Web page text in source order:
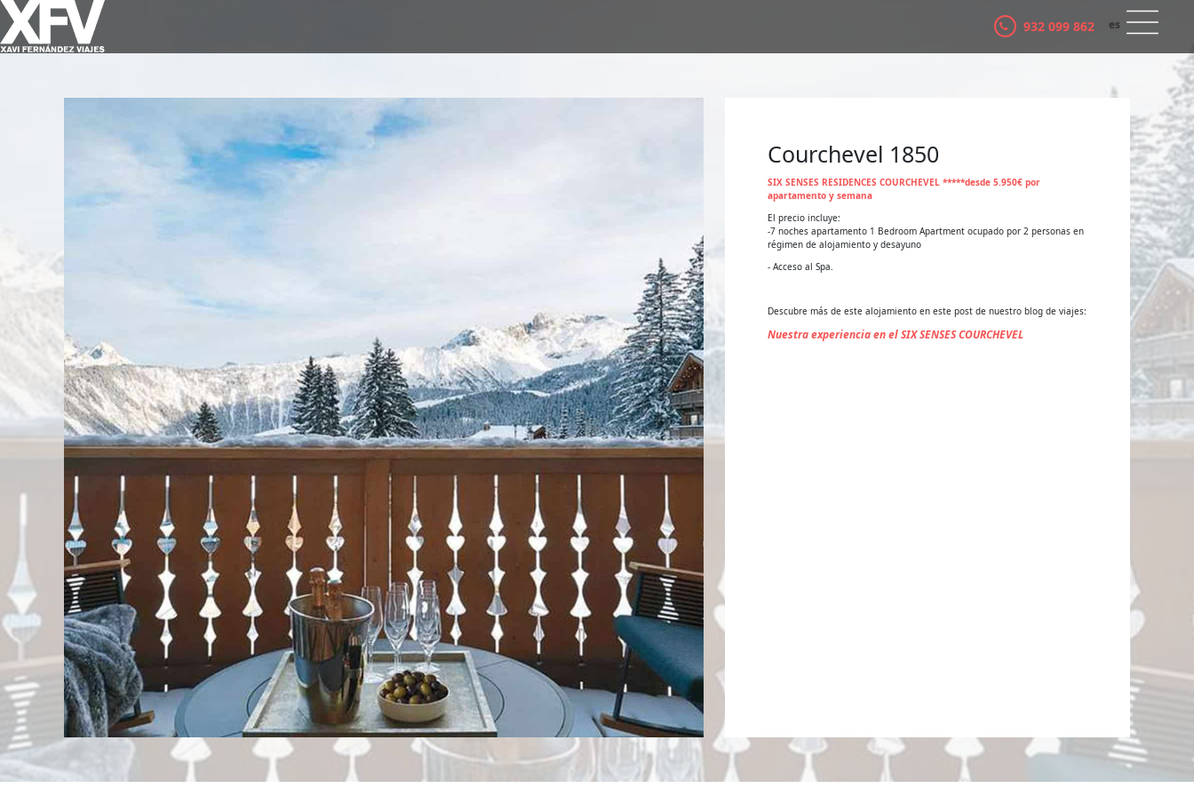
932 099 862
es
Courchevel 1850
SIX SENSES RESIDENCES COURCHEVEL *****desde 5.950€ por
apartamento y semana
El precio incluye:
-7 noches apartamento 1 Bedroom Apartment ocupado por 2 personas en
régimen de alojamiento y desayuno
- Acceso al Spa.
Descubre más de este alojamiento en este post de nuestro blog de viajes:
Nuestra experiencia en el SIX SENSES COURCHEVEL